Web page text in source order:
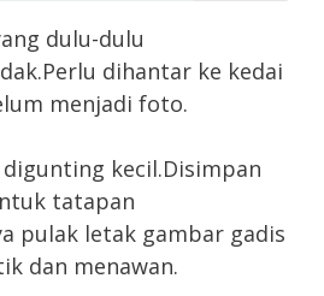
dulu-dulu
dihantar ke kedai
menjadi foto.
kecil.Disimpan
tatapan
pulak letak gambar gadis
dan menawan.